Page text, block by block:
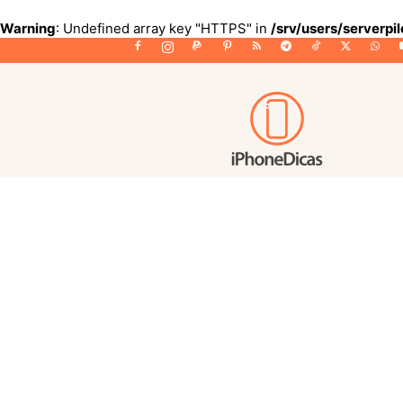
Warning: Undefined array key "HTTPS" in /srv/users/
iPhoneDicas